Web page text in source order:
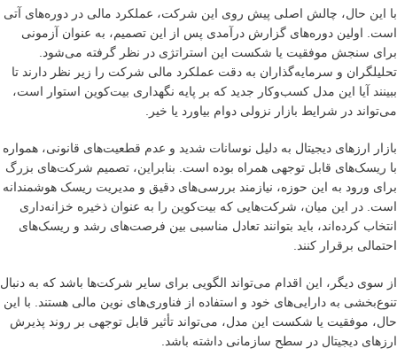
با این حال، چالش اصلی پیش روی این شرکت، عملکرد مالی در دوره‌های آتی
است. اولین دوره‌های گزارش درآمدی پس از این تصمیم، به عنوان آزمونی
برای سنجش موفقیت یا شکست این استراتژی در نظر گرفته می‌شود.
تحلیلگران و سرمایه‌گذاران به دقت عملکرد مالی شرکت را زیر نظر دارند تا
ببینند آیا این مدل کسب‌وکار جدید که بر پایه نگهداری بیت‌کوین استوار است،
می‌تواند در شرایط بازار نزولی دوام بیاورد یا خیر.
بازار ارزهای دیجیتال به دلیل نوسانات شدید و عدم قطعیت‌های قانونی، همواره
با ریسک‌های قابل توجهی همراه بوده است. بنابراین، تصمیم شرکت‌های بزرگ
برای ورود به این حوزه، نیازمند بررسی‌های دقیق و مدیریت ریسک هوشمندانه
است. در این میان، شرکت‌هایی که بیت‌کوین را به عنوان ذخیره خزانه‌داری
انتخاب کرده‌اند، باید بتوانند تعادل مناسبی بین فرصت‌های رشد و ریسک‌های
احتمالی برقرار کنند.
از سوی دیگر، این اقدام می‌تواند الگویی برای سایر شرکت‌ها باشد که به دنبال
تنوع‌بخشی به دارایی‌های خود و استفاده از فناوری‌های نوین مالی هستند. با این
حال، موفقیت یا شکست این مدل، می‌تواند تأثیر قابل توجهی بر روند پذیرش
ارزهای دیجیتال در سطح سازمانی داشته باشد.